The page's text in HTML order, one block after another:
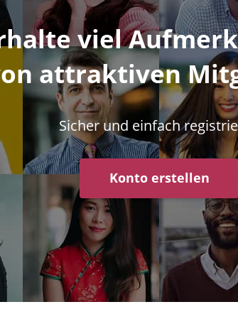
viel
attraktiven
Sicher und einfach
Konto erstellen